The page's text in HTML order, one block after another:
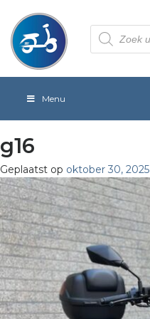
Producten
zoeken
Menu
g16
Geplaatst op oktober 30, 2025